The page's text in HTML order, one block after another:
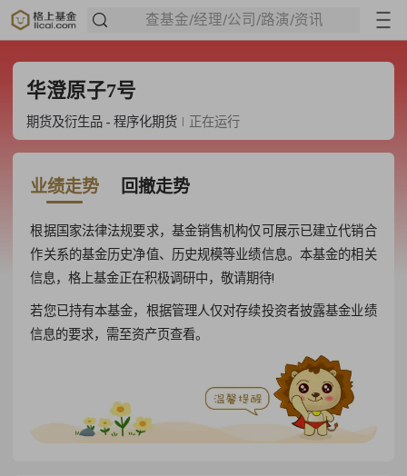
查基金/经理/公司/路演/资讯
华澄原子7号
期货及衍生品 - 程序化期货 正在运行
业绩走势 回撤走势
根据国家法律法规要求，基金销售机构仅可展示已建立代销合
作关系的基金历史净值、历史规模等业绩信息。本基金的相关
信息，格上基金正在积极调研中，敬请期待!
若您已持有本基金，根据管理人仅对存续投资者披露基金业绩
信息的要求，需至资产页查看。